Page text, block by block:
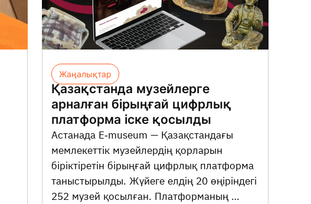
Жаңалықтар
Қазақстанда музейлерге
арналған бірыңғай цифрлық
платформа іске қосылды
Астанада E-museum — Қазақстандағы
мемлекеттік музейлердің қорларын
біріктіретін бірыңғай цифрлық платформа
таныстырылды. Жүйеге елдің 20 өңіріндегі
252 музей қосылған. Платформаның …